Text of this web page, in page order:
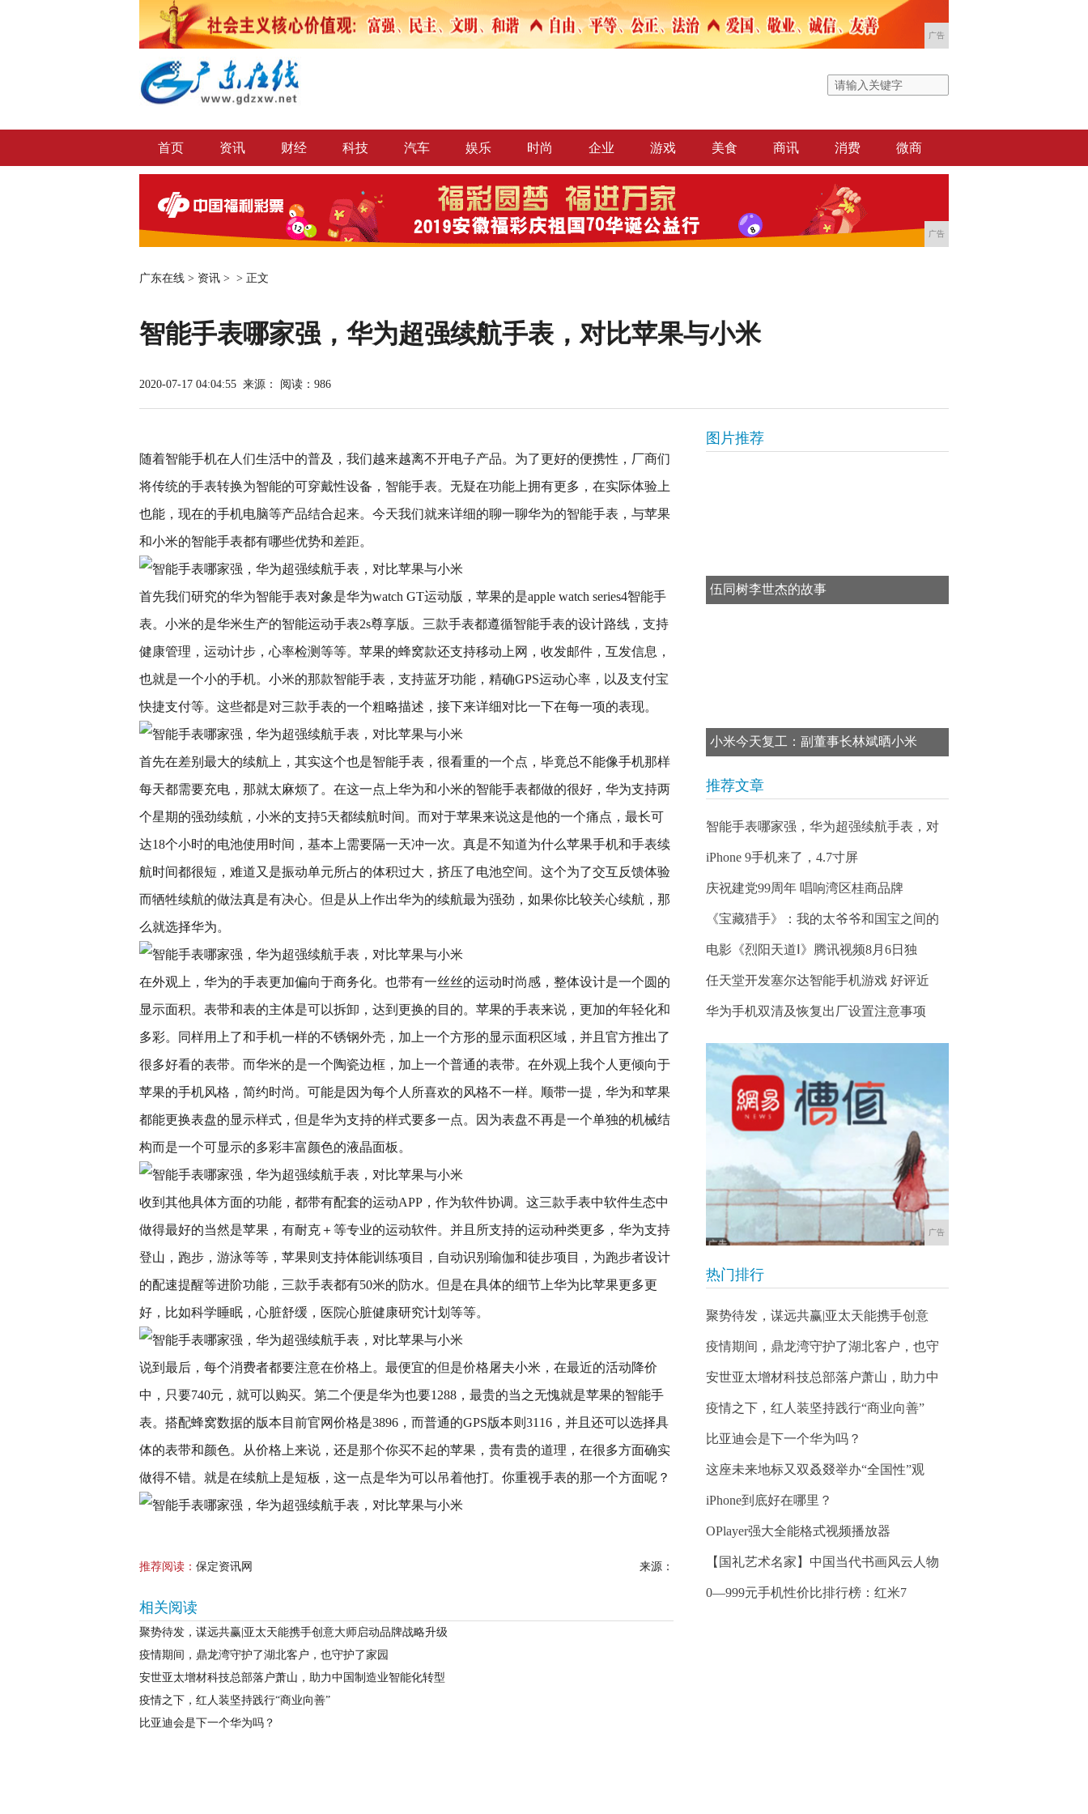
广告
首页 资讯 财经 科技 汽车 娱乐 时尚 企业 游戏 美食 商讯 消费 微商
广告
广东在线 > 资讯 > > 正文
智能手表哪家强，华为超强续航手表，对比苹果与小米
2020-07-17 04:04:55 来源： 阅读：986
随着智能手机在人们生活中的普及，我们越来越离不开电子产品。为了更好的便携性，厂商们
将传统的手表转换为智能的可穿戴性设备，智能手表。无疑在功能上拥有更多，在实际体验上
也能，现在的手机电脑等产品结合起来。今天我们就来详细的聊一聊华为的智能手表，与苹果
和小米的智能手表都有哪些优势和差距。
首先我们研究的华为智能手表对象是华为watch GT运动版，苹果的是apple watch series4智能手
表。小米的是华米生产的智能运动手表2s尊享版。三款手表都遵循智能手表的设计路线，支持
健康管理，运动计步，心率检测等等。苹果的蜂窝款还支持移动上网，收发邮件，互发信息，
也就是一个小的手机。小米的那款智能手表，支持蓝牙功能，精确GPS运动心率，以及支付宝
快捷支付等。这些都是对三款手表的一个粗略描述，接下来详细对比一下在每一项的表现。
首先在差别最大的续航上，其实这个也是智能手表，很看重的一个点，毕竟总不能像手机那样
每天都需要充电，那就太麻烦了。在这一点上华为和小米的智能手表都做的很好，华为支持两
个星期的强劲续航，小米的支持5天都续航时间。而对于苹果来说这是他的一个痛点，最长可
达18个小时的电池使用时间，基本上需要隔一天冲一次。真是不知道为什么苹果手机和手表续
航时间都很短，难道又是振动单元所占的体积过大，挤压了电池空间。这个为了交互反馈体验
而牺牲续航的做法真是有决心。但是从上作出华为的续航最为强劲，如果你比较关心续航，那
么就选择华为。
在外观上，华为的手表更加偏向于商务化。也带有一丝丝的运动时尚感，整体设计是一个圆的
显示面积。表带和表的主体是可以拆卸，达到更换的目的。苹果的手表来说，更加的年轻化和
多彩。同样用上了和手机一样的不锈钢外壳，加上一个方形的显示面积区域，并且官方推出了
很多好看的表带。而华米的是一个陶瓷边框，加上一个普通的表带。在外观上我个人更倾向于
苹果的手机风格，简约时尚。可能是因为每个人所喜欢的风格不一样。顺带一提，华为和苹果
都能更换表盘的显示样式，但是华为支持的样式要多一点。因为表盘不再是一个单独的机械结
构而是一个可显示的多彩丰富颜色的液晶面板。
收到其他具体方面的功能，都带有配套的运动APP，作为软件协调。这三款手表中软件生态中
做得最好的当然是苹果，有耐克＋等专业的运动软件。并且所支持的运动种类更多，华为支持
登山，跑步，游泳等等，苹果则支持体能训练项目，自动识别瑜伽和徒步项目，为跑步者设计
的配速提醒等进阶功能，三款手表都有50米的防水。但是在具体的细节上华为比苹果更多更
好，比如科学睡眠，心脏舒缓，医院心脏健康研究计划等等。
说到最后，每个消费者都要注意在价格上。最便宜的但是价格屠夫小米，在最近的活动降价
中，只要740元，就可以购买。第二个便是华为也要1288，最贵的当之无愧就是苹果的智能手
表。搭配蜂窝数据的版本目前官网价格是3896，而普通的GPS版本则3116，并且还可以选择具
体的表带和颜色。从价格上来说，还是那个你买不起的苹果，贵有贵的道理，在很多方面确实
做得不错。就是在续航上是短板，这一点是华为可以吊着他打。你重视手表的那一个方面呢？
推荐阅读： 保定资讯网 来源：
相关阅读
聚势待发，谋远共赢|亚太天能携手创意大师启动品牌战略升级
疫情期间，鼎龙湾守护了湖北客户，也守护了家园
安世亚太增材科技总部落户萧山，助力中国制造业智能化转型
疫情之下，红人装坚持践行“商业向善”
比亚迪会是下一个华为吗？
图片推荐
伍同树李世杰的故事
小米今天复工：副董事长林斌晒小米
推荐文章
智能手表哪家强，华为超强续航手表，对
iPhone 9手机来了，4.7寸屏
庆祝建党99周年 唱响湾区桂商品牌
《宝藏猎手》：我的太爷爷和国宝之间的
电影《烈阳天道Ⅰ》腾讯视频8月6日独
任天堂开发塞尔达智能手机游戏 好评近
华为手机双清及恢复出厂设置注意事项
广告
热门排行
聚势待发，谋远共赢|亚太天能携手创意
疫情期间，鼎龙湾守护了湖北客户，也守
安世亚太增材科技总部落户萧山，助力中
疫情之下，红人装坚持践行“商业向善”
比亚迪会是下一个华为吗？
这座未来地标又双叒叕举办“全国性”观
iPhone到底好在哪里？
OPlayer强大全能格式视频播放器
【国礼艺术名家】中国当代书画风云人物
0—999元手机性价比排行榜：红米7